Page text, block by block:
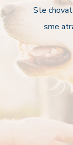
Ste
sme